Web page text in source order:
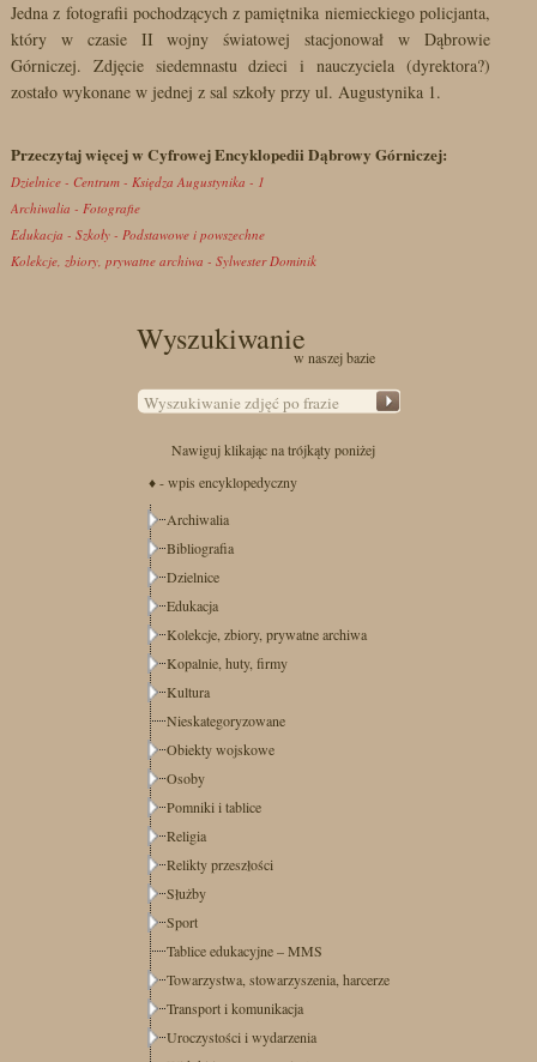
Jedna z fotografii pochodzących z pamiętnika niemieckiego policjanta,
który w czasie II wojny światowej stacjonował w Dąbrowie
Górniczej. Zdjęcie siedemnastu dzieci i nauczyciela (dyrektora?)
zostało wykonane w jednej z sal szkoły przy ul. Augustynika 1.
Przeczytaj więcej w Cyfrowej Encyklopedii Dąbrowy Górniczej:
Dzielnice - Centrum - Księdza Augustynika - 1
Archiwalia - Fotografie
Edukacja - Szkoły - Podstawowe i powszechne
Kolekcje, zbiory, prywatne archiwa - Sylwester Dominik
Wyszukiwaniew naszej bazie
Nawiguj klikając na trójkąty poniżej
♦ - wpis encyklopedyczny
Archiwalia
Bibliografia
Dzielnice
Edukacja
Kolekcje, zbiory, prywatne archiwa
Kopalnie, huty, firmy
Kultura
Nieskategoryzowane
Obiekty wojskowe
Osoby
Pomniki i tablice
Religia
Relikty przeszłości
Służby
Sport
Tablice edukacyjne – MMS
Towarzystwa, stowarzyszenia, harcerze
Transport i komunikacja
Uroczystości i wydarzenia